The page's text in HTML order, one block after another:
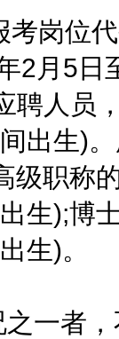
岗位代
2月5日
聘人员
出生)
级职称
生);博
生)。
一者，